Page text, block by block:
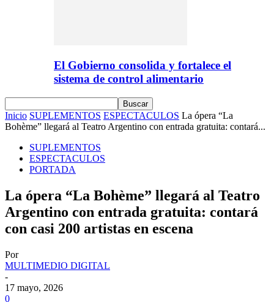
El Gobierno consolida y fortalece el
sistema de control alimentario
Inicio SUPLEMENTOS ESPECTACULOS La ópera “La
Bohème” llegará al Teatro Argentino con entrada gratuita: contará...
SUPLEMENTOS
ESPECTACULOS
PORTADA
La ópera “La Bohème” llegará al Teatro
Argentino con entrada gratuita: contará
con casi 200 artistas en escena
Por
MULTIMEDIO DIGITAL
-
17 mayo, 2026
0